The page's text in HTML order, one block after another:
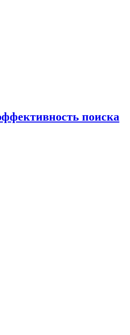
поиска